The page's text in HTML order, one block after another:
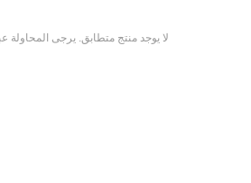
لا يوجد منتج متطابق. يرجى المحاولة